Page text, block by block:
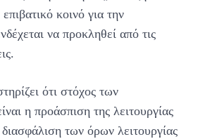
κοινό για την
να προκληθεί από τις
ότι στόχος των
η προάσπιση της λειτουργίας
των όρων λειτουργίας